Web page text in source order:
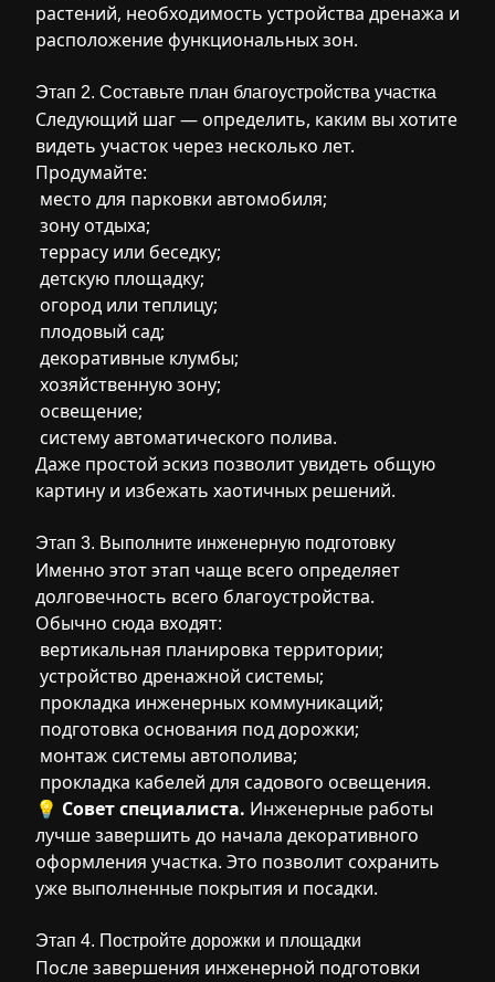
растений, необходимость устройства дренажа и
расположение функциональных зон.
Этап 2. Составьте план благоустройства участка
Следующий шаг — определить, каким вы хотите
видеть участок через несколько лет.
Продумайте:
место для парковки автомобиля;
зону отдыха;
террасу или беседку;
детскую площадку;
огород или теплицу;
плодовый сад;
декоративные клумбы;
хозяйственную зону;
освещение;
систему автоматического полива.
Даже простой эскиз позволит увидеть общую
картину и избежать хаотичных решений.
Этап 3. Выполните инженерную подготовку
Именно этот этап чаще всего определяет
долговечность всего благоустройства.
Обычно сюда входят:
вертикальная планировка территории;
устройство дренажной системы;
прокладка инженерных коммуникаций;
подготовка основания под дорожки;
монтаж системы автополива;
прокладка кабелей для садового освещения.
💡 Совет специалиста. Инженерные работы
лучше завершить до начала декоративного
оформления участка. Это позволит сохранить
уже выполненные покрытия и посадки.
Этап 4. Постройте дорожки и площадки
После завершения инженерной подготовки